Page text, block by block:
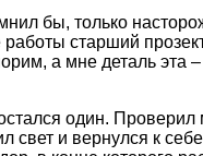
бы, только
старший
а мне деталь эта
один. Проверил
свет и вернулся к